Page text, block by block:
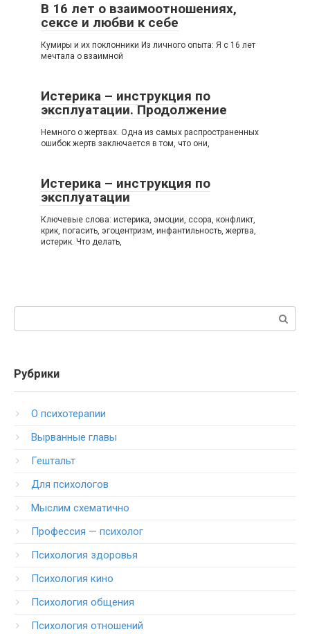
В 16 лет о взаимоотношениях,
сексе и любви к себе
Кумиры и их поклонники Из личного опыта: Я с 16 лет
мечтала о взаимной
Истерика – инструкция по
эксплуатации. Продолжение
Немного о жертвах. Одна из самых распространенных
ошибок жертв заключается в том, что они,
Истерика – инструкция по
эксплуатации
Ключевые слова: истерика, эмоции, ссора, конфликт,
крик, погасить, эгоцентризм, инфантильность, жертва,
истерик. Что делать,
Рубрики
O психотерапии
Вырванные главы
Гештальт
Для психологов
Мыслим схематично
Профессия — психолог
Психология здоровья
Психология кино
Психология общения
Психология отношений